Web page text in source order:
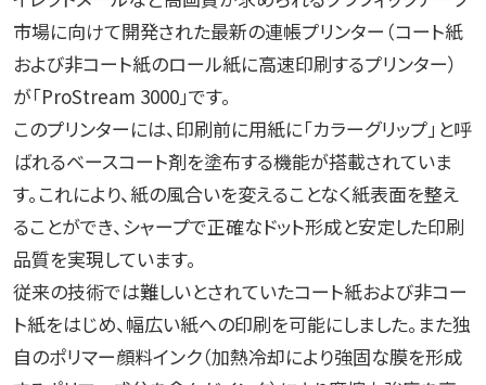
市場に向けて開発された最新の連帳プリンター（コート紙
および非コート紙のロール紙に高速印刷するプリンター）
が「ProStream 3000」です。
このプリンターには、印刷前に用紙に「カラーグリップ」と呼
ばれるベースコート剤を塗布する機能が搭載されていま
す。これにより、紙の風合いを変えることなく紙表面を整え
ることができ、シャープで正確なドット形成と安定した印刷
品質を実現しています。
従来の技術では難しいとされていたコート紙および非コー
ト紙をはじめ、幅広い紙への印刷を可能にしました。また独
自のポリマー顔料インク（加熱冷却により強固な膜を形成